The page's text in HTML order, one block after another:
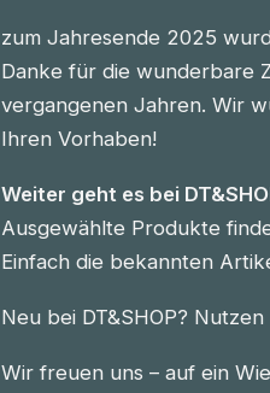
zum Jahresende 2025
Danke für die wunderbare
vergangenen Jahren. Wir
Ihren Vorhaben!
Weiter geht es bei
Ausgewählte Produkte
Einfach die bekannten
Neu bei DT&SHOP?
Wir freuen uns – auf ein